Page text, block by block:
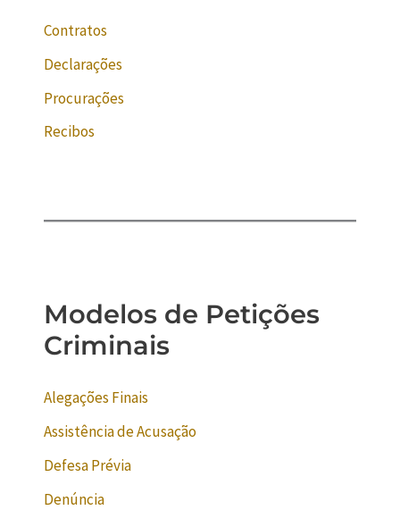
Contratos
Declarações
Procurações
Recibos
Modelos de Petições
Criminais
Alegações Finais
Assistência de Acusação
Defesa Prévia
Denúncia